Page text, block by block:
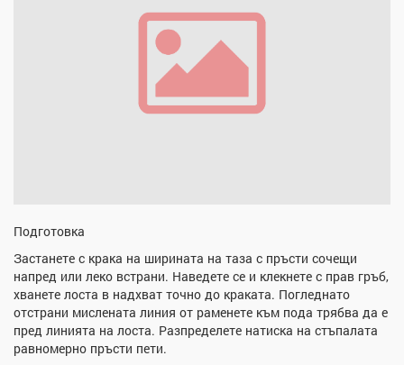
Подготовка
Застанете с крака на ширината на таза с пръсти сочещи
напред или леко встрани. Наведете се и клекнете с прав гръб,
хванете лоста в надхват точно до краката. Погледнато
отстрани мислената линия от раменете към пода трябва да е
пред линията на лоста. Разпределете натиска на стъпалата
равномерно пръсти пети.